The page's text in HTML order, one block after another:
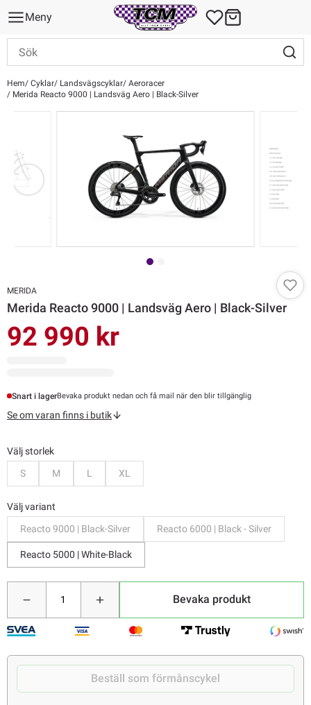
Meny
Hem Cyklar Landsvägscyklar Aeroracer
Merida Reacto 9000 | Landsväg Aero | Black-Silver
MERIDA
Merida Reacto 9000 | Landsväg Aero | Black-Silver
92 990 kr
Snart i lagerBevaka produkt nedan och få mail när den blir tillgänglig
Se om varan finns i butik
Välj storlek
S
M L XL
Välj variant
Reacto 9000 | Black-Silver
Reacto 6000 | Black - Silver
Reacto 5000 | White-Black
Bevaka produkt
Beställ som förmånscykel